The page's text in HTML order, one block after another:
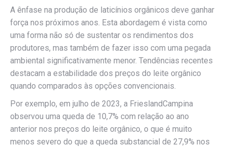
A ênfase na produção de laticínios orgânicos deve ganhar
força nos próximos anos. Esta abordagem é vista como
uma forma não só de sustentar os rendimentos dos
produtores, mas também de fazer isso com uma pegada
ambiental significativamente menor. Tendências recentes
destacam a estabilidade dos preços do leite orgânico
quando comparados às opções convencionais.
Por exemplo, em julho de 2023, a FrieslandCampina
observou uma queda de 10,7% com relação ao ano
anterior nos preços do leite orgânico, o que é muito
menos severo do que a queda substancial de 27,9% nos